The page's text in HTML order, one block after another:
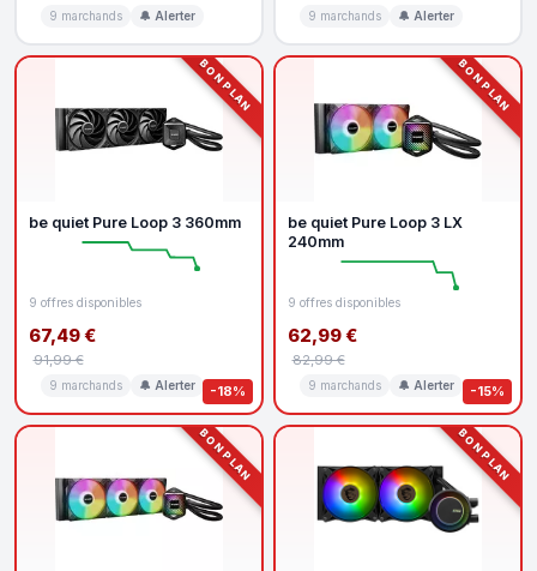
9 marchands 🔔 Alerter 9 marchands 🔔 Alerter
BON PLAN
-18%
be quiet Pure Loop 3 360mm
9 offres disponibles
67,49 €
91,99 €
9 marchands 🔔 Alerter
BON PLAN
-15%
be quiet Pure Loop 3 LX
240mm
9 offres disponibles
62,99 €
82,99 €
9 marchands 🔔 Alerter
BON PLAN BON PLAN